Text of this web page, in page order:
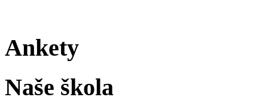
Ankety
Naše škola